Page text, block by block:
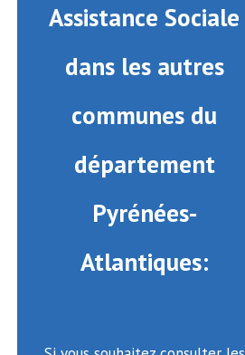
Assistance Sociale
dans les autres
communes du
département
Pyrénées-
Atlantiques: